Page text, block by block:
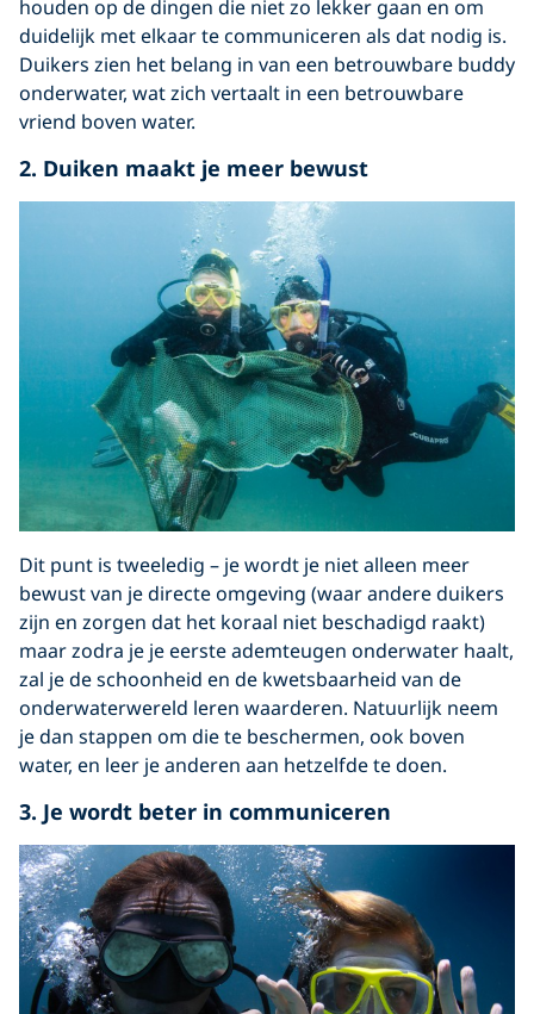
houden op de dingen die niet zo lekker gaan en om
duidelijk met elkaar te communiceren als dat nodig is.
Duikers zien het belang in van een betrouwbare buddy
onderwater, wat zich vertaalt in een betrouwbare
vriend boven water.
2. Duiken maakt je meer bewust
Dit punt is tweeledig – je wordt je niet alleen meer
bewust van je directe omgeving (waar andere duikers
zijn en zorgen dat het koraal niet beschadigd raakt)
maar zodra je je eerste ademteugen onderwater haalt,
zal je de schoonheid en de kwetsbaarheid van de
onderwaterwereld leren waarderen. Natuurlijk neem
je dan stappen om die te beschermen, ook boven
water, en leer je anderen aan hetzelfde te doen.
3. Je wordt beter in communiceren